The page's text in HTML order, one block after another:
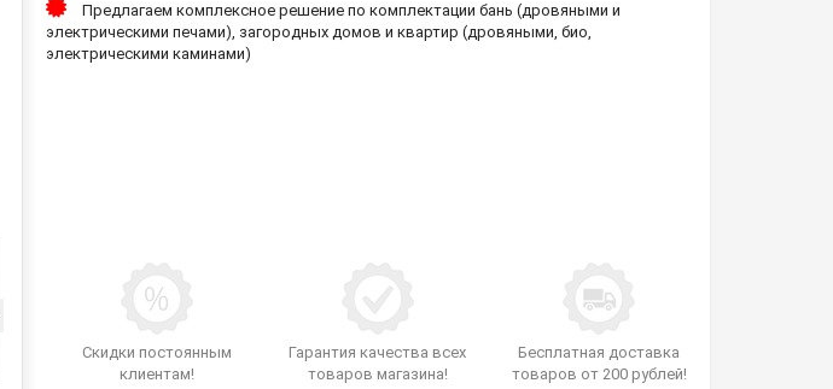
Скидки постоянным
клиентам!
Гарантия качества всех
товаров магазина!
Бесплатная доставка
товаров от 200 рублей!
Предлагаем комплексное решение по комплектации бань (дровяными и
электрическими печами), загородных домов и квартир (дровяными, био,
электрическими каминами)